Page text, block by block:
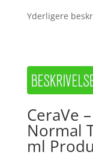
Yderligere
CeraVe
Normal
ml